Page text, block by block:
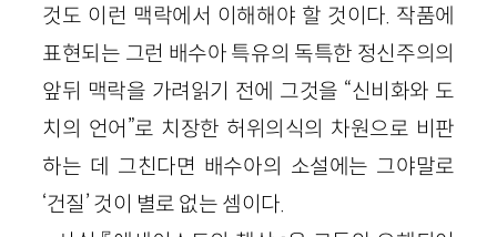
것도 이런 맥락에서 이해해야 할 것이다. 작품에
표현되는 그런 배수아 특유의 독특한 정신주의의
앞뒤 맥락을 가려읽기 전에 그것을 “신비화와 도
치의 언어”로 치장한 허위의식의 차원으로 비판
하는 데 그친다면 배수아의 소설에는 그야말로
‘건질’ 것이 별로 없는 셈이다.